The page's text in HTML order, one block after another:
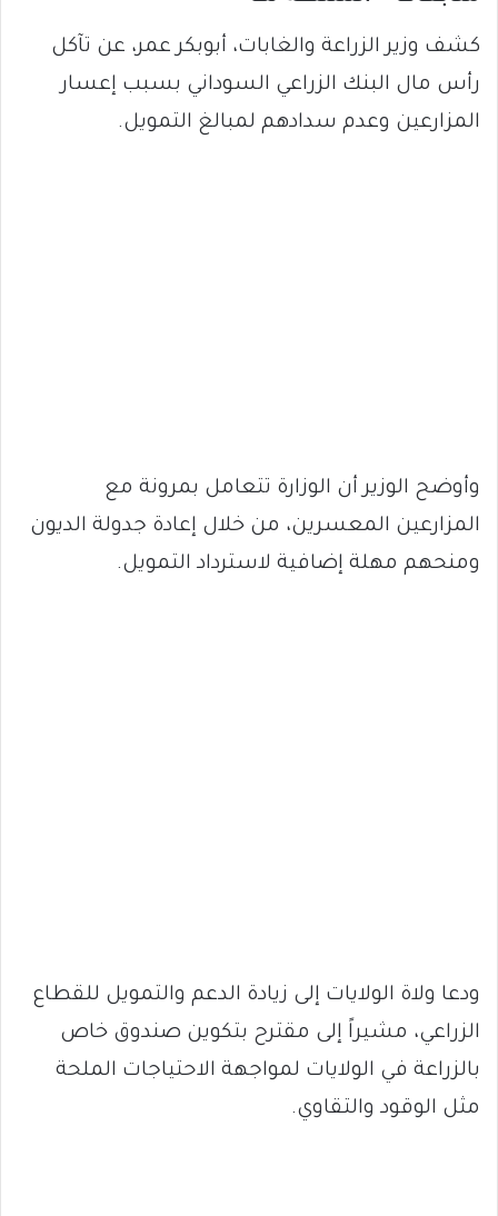
كشف وزير الزراعة والغابات، أبوبكر عمر، عن تآكل
رأس مال البنك الزراعي السوداني بسبب إعسار
المزارعين وعدم سدادهم لمبالغ التمويل.
وأوضح الوزير أن الوزارة تتعامل بمرونة مع
المزارعين المعسرين، من خلال إعادة جدولة الديون
ومنحهم مهلة إضافية لاسترداد التمويل.
ودعا ولاة الولايات إلى زيادة الدعم والتمويل للقطاع
الزراعي، مشيراً إلى مقترح بتكوين صندوق خاص
بالزراعة في الولايات لمواجهة الاحتياجات الملحة
مثل الوقود والتقاوي.